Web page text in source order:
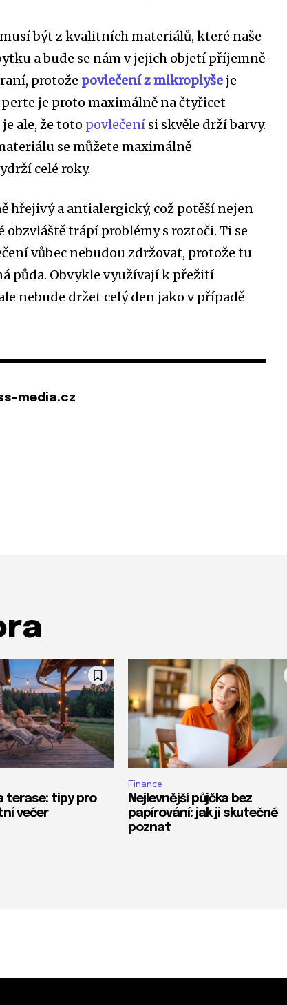
být z kvalitních materiálů, které naše
a bude se nám v jejich objetí příjemně
protože povlečení z mikroplyše je
je proto maximálně na čtyřicet
ale, že toto povlečení si skvěle drží barvy.
se můžete maximálně
celé roky.
hřejivý a antialergický, což potěší nejen
trápí problémy s roztoči. Ti se
vůbec nebudou zdržovat, protože tu
půda. Obvykle využívají k přežití
nebude držet celý den jako v případě
media.cz
terase: tipy pro
večer
Finance
Nejlevnější půjčka bez
papírování: jak ji skutečně
poznat